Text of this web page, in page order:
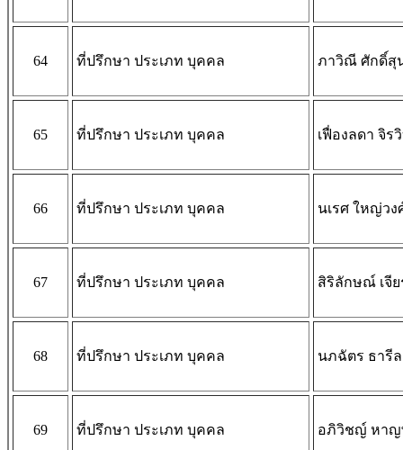
64 ที่ปรึกษา ประเภท บุคคล ภาวิณี ศักดิ์สุ
65 ที่ปรึกษา ประเภท บุคคล เฟื่องลดา จิร
66 ที่ปรึกษา ประเภท บุคคล นเรศ ใหญ่วง
67 ที่ปรึกษา ประเภท บุคคล สิริลักษณ์ เจีย
68 ที่ปรึกษา ประเภท บุคคล นภฉัตร ธารี
69 ที่ปรึกษา ประเภท บุคคล อภิวิชญ์ หา